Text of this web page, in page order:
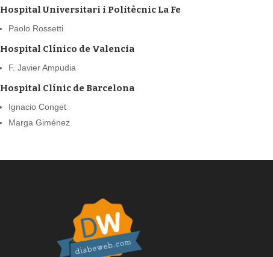
Hospital Universitari i Politècnic La Fe
Paolo Rossetti
Hospital Clínico de Valencia
F. Javier Ampudia
Hospital Clínic de Barcelona
Ignacio Conget
Marga Giménez